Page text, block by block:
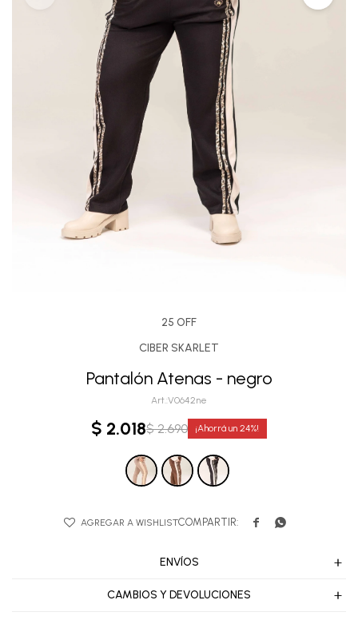
25 OFF
CIBER SKARLET
Pantalón Atenas - negro
V0642ne
$ 2.018$ 2.690 24
 
ENVÍOS
CAMBIOS Y DEVOLUCIONES